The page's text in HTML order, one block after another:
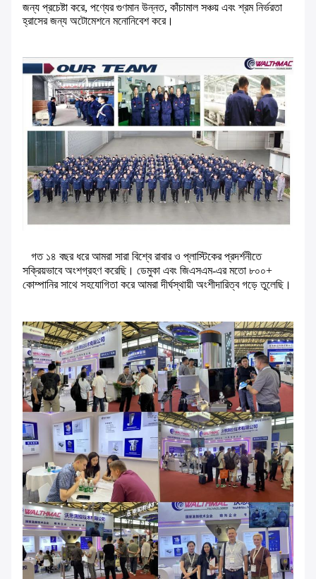
জন্য প্রচেষ্টা করে, পণ্যের গুণমান উন্নত, কাঁচামাল সঞ্চয় এবং শ্রম নির্ভরতা
হ্রাসের জন্য অটোমেশনে মনোনিবেশ করে।
গত ১৪ বছর ধরে আমরা সারা বিশ্বে রাবার ও প্লাস্টিকের প্রদর্শনীতে
সক্রিয়ভাবে অংশগ্রহণ করেছি। ডেমুকা এবং জিএসএম-এর মতো ৮০০+
কোম্পানির সাথে সহযোগিতা করে আমরা দীর্ঘস্থায়ী অংশীদারিত্ব গড়ে তুলেছি।